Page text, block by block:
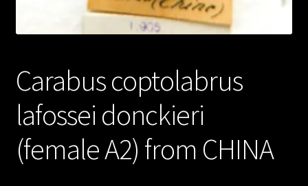
Carabus coptolabrus
lafossei donckieri
(female A2) from CHINA